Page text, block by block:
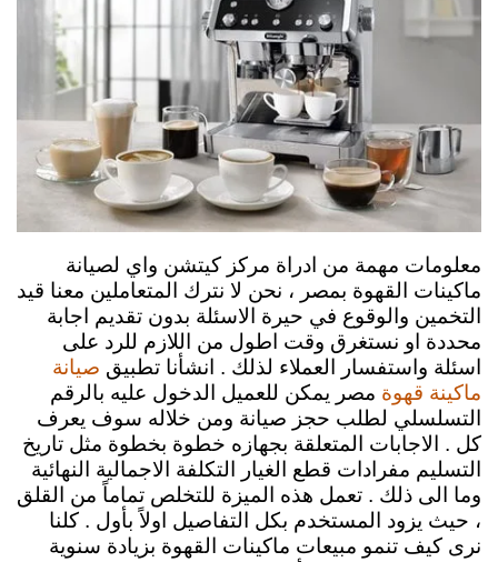
معلومات مهمة من ادراة مركز كيتشن واي لصيانة
ماكينات القهوة بمصر ، نحن لا نترك المتعاملين معنا قيد
التخمين والوقوع في حيرة الاسئلة بدون تقديم اجابة
محددة او نستغرق وقت اطول من اللازم للرد على
اسئلة واستفسار العملاء لذلك . انشأنا تطبيق صيانة
ماكينة قهوة مصر يمكن للعميل الدخول عليه بالرقم
التسلسلي لطلب حجز صيانة ومن خلاله سوف يعرف
كل . الاجابات المتعلقة بجهازه خطوة بخطوة مثل تاريخ
التسليم مفرادات قطع الغيار التكلفة الاجمالية النهائية
وما الى ذلك . تعمل هذه الميزة للتخلص تماماً من القلق
، حيث يزود المستخدم بكل التفاصيل اولاً بأول . كلنا
نرى كيف تنمو مبيعات ماكينات القهوة بزيادة سنوية